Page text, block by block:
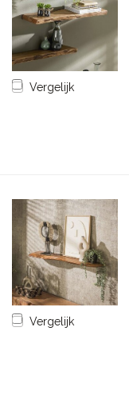
Vergelijk
Vergelijk